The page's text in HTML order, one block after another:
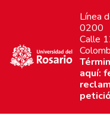
Línea
0200
Calle
aquí: